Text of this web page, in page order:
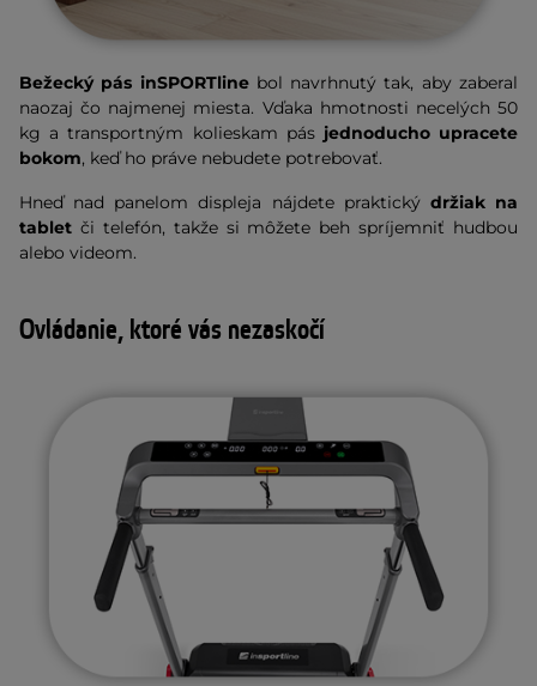
Bežecký pás inSPORTlinebol navrhnutý tak, aby zaberal
naozaj čo najmenej miesta. Vďaka hmotnosti necelých 50
kg a transportným kolieskam pás jednoducho upracete
bokom, keď ho práve nebudete potrebovať.
Hneď nad panelom displeja nájdete praktický držiak na
tablet či telefón, takže si môžete beh spríjemniť hudbou
alebo videom.
Ovládanie, ktoré vás nezaskočí